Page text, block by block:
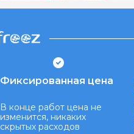
Фиксированная цена
В конце работ цена не
изменится, никаких
скрытых расходов